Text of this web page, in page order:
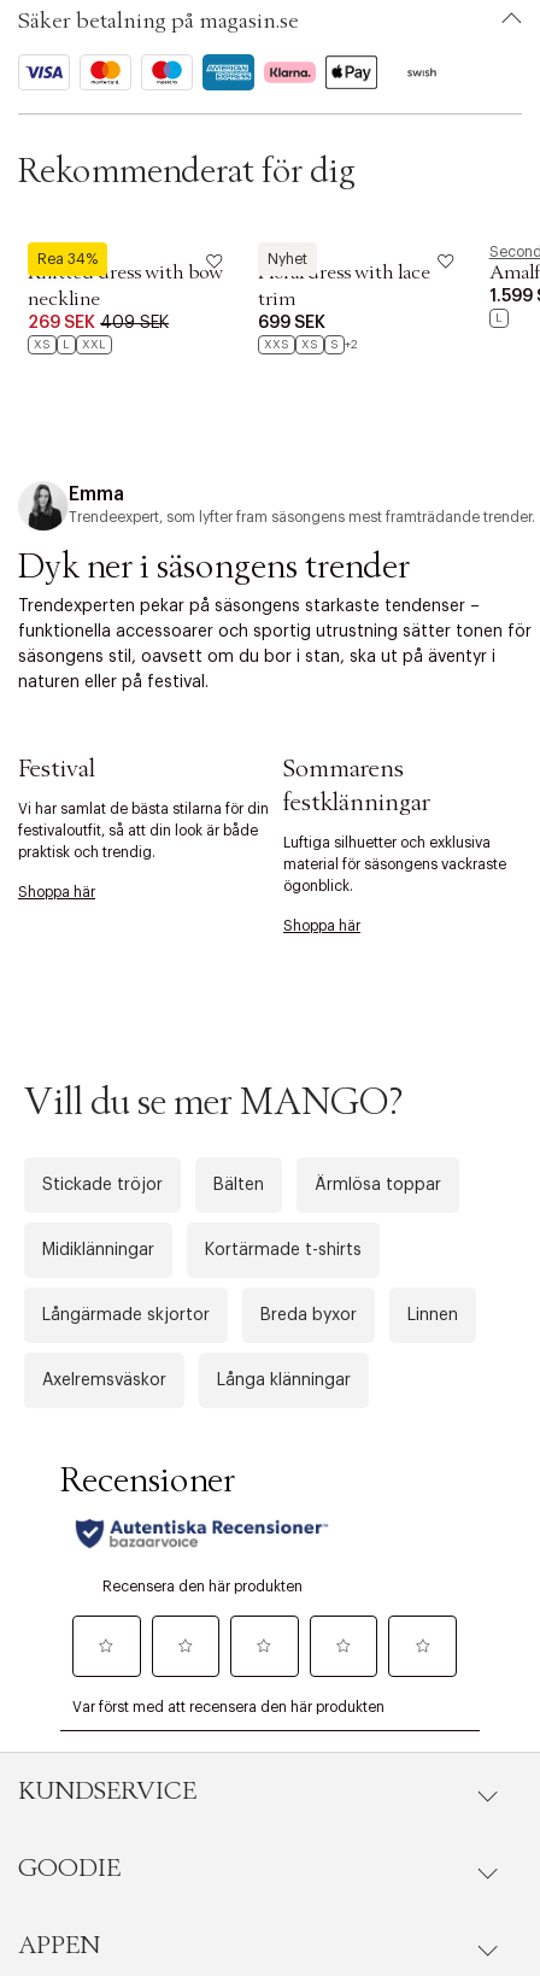
Ax numbers: 07142807
ID: BRIK32-0081
Säker betalning på magasin.se
Rekommenderat för dig
Rea 34%
MANGO
Knitted dress with bow
neckline
269 SEK 409 SEK
XS L XXL
Nyhet
MANGO
Floral dress with lace
trim
699 SEK
XXS XS S +2
1.599
L
Emma
Trendeexpert, som lyfter fram säsongens mest framträdande trender.
Dyk ner i säsongens trender
Trendexperten pekar på säsongens starkaste tendenser –
funktionella accessoarer och sportig utrustning sätter tonen för
säsongens stil, oavsett om du bor i stan, ska ut på äventyr i
naturen eller på festival.
Festival
Vi har samlat de bästa stilarna för din
festivaloutfit, så att din look är både
praktisk och trendig.
Shoppa här
Sommarens
festklänningar
Luftiga silhuetter och exklusiva
material för säsongens vackraste
ögonblick.
Shoppa här
Vill du se mer MANGO?
Stickade tröjor Bälten Ärmlösa toppar
Midiklänningar Kortärmade t-shirts
Långärmade skjortor Breda byxor Linnen
Axelremsväskor Långa klänningar
KUNDSERVICE
Onlineköp
Orderstatus
GOODIE
Förmåner
APPEN